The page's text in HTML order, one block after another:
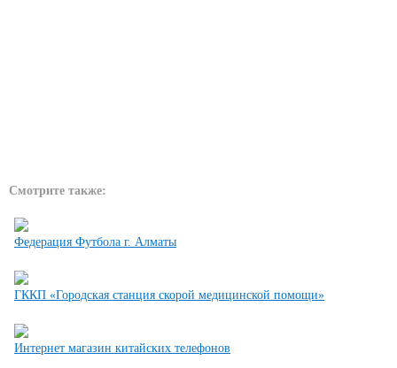
Смотрите также:
Федерация Футбола г. Алматы
ГККП «Городская станция скорой медицинской помощи»
Интернет магазин китайских телефонов